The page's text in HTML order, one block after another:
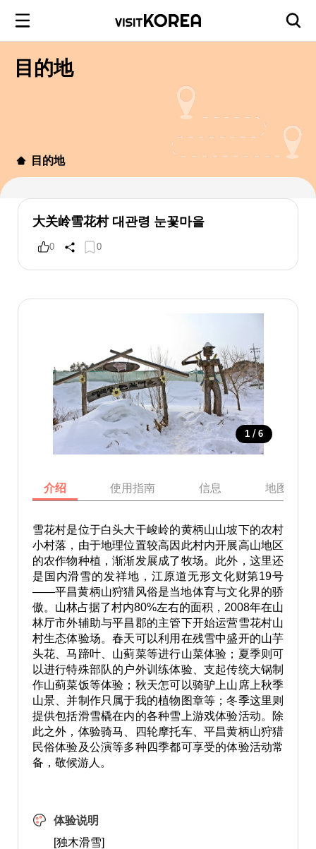
目的地
目的地
大关岭雪花村 대관령 눈꽃마을
0 0
1 / 6
介绍 使用指南 信息 地图
雪花村是位于白头大干峻岭的黄柄山山坡下的农村
小村落，由于地理位置较高因此村内开展高山地区
的农作物种植，渐渐发展成了牧场。此外，这里还
是国内滑雪的发祥地，江原道无形文化财第19号
——平昌黄柄山狩猎风俗是当地体育与文化界的骄
傲。山林占据了村内80%左右的面积，2008年在山
林厅市外辅助与平昌郡的主管下开始运营雪花村山
村生态体验场。春天可以利用在残雪中盛开的山芋
头花、马蹄叶、山蓟菜等进行山菜体验；夏季则可
以进行特殊部队的户外训练体验、支起传统大锅制
作山蓟菜饭等体验；秋天怎可以骑驴上山席上秋季
山景、并制作只属于我的植物图章等；冬季这里则
提供包括滑雪橇在内的各种雪上游戏体验活动。除
此之外，体验骑马、四轮摩托车、平昌黄柄山狩猎
民俗体验及公演等多种四季都可享受的体验活动常
备，敬候游人。
体验说明
[独木滑雪]